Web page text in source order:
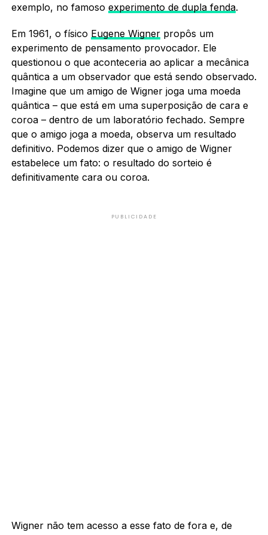
exemplo, no famoso experimento de dupla fenda.
Em 1961, o físico Eugene Wignerpropôs um
experimento de pensamento provocador. Ele
questionou o que aconteceria ao aplicar a mecânica
quântica a um observador que está sendo observado.
Imagine que um amigo de Wigner joga uma moeda
quântica – que está em uma superposição de cara e
coroa – dentro de um laboratório fechado. Sempre
que o amigo joga a moeda, observa um resultado
definitivo. Podemos dizer que o amigo de Wigner
estabelece um fato: o resultado do sorteio é
definitivamente cara ou coroa.
PUBLICIDADE
Wigner não tem acesso a esse fato de fora e, de